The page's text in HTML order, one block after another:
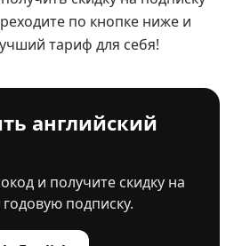
по кнопке ниже и
тариф для себя!
английский
и получите скидку на
подписку.